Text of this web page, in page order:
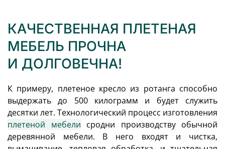
КАЧЕСТВЕННАЯ ПЛЕТЕНАЯ
МЕБЕЛЬ ПРОЧНА
И ДОЛГОВЕЧНА!
К примеру, плетеное кресло из ротанга способно
выдержать до 500 килограмм и будет служить
десятки лет. Технологический процесс изготовления
плетеной мебели сродни производству обычной
деревянной мебели. В него входят и чистка,